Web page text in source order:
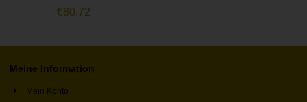
€80,72
Meine Information
Mein Konto